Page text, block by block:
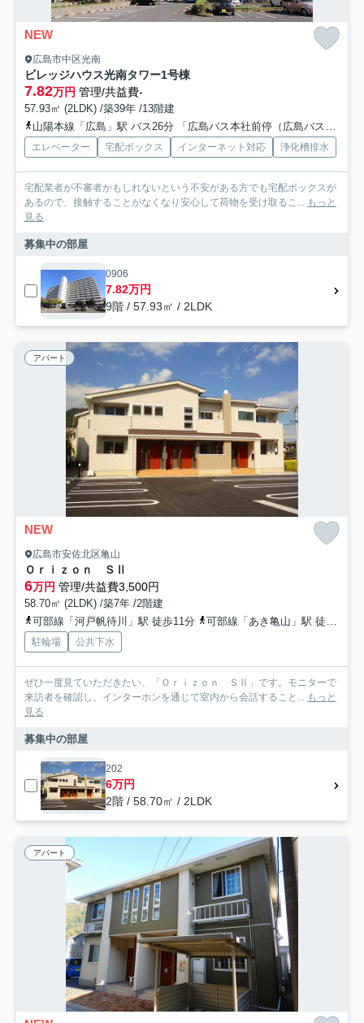
NEW
広島市中区光南
ビレッジハウス光南タワー1号棟
7.82万円 管理/共益費-
57.93㎡ (2LDK) /築39年 /13階建
山陽本線「広島」駅 バス26分 「広島バス本社前停（広島バス）」 停歩5分
エレベーター 宅配ボックス インターネット対応 浄化槽排水
宅配業者が不審者かもしれないという不安がある方でも宅配ボックスが
あるので、接触することがなくなり安心して荷物を受け取るこ... もっと
見る
募集中の部屋
0906
7.82万円
9階 / 57.93㎡ / 2LDK
アパート
NEW
広島市安佐北区亀山
Ｏｒｉｚｏｎ ＳⅡ
6万円 管理/共益費3,500円
58.70㎡ (2LDK) /築7年 /2階建
可部線「河戸帆待川」駅 徒歩11分
可部線「あき亀山」駅 徒歩13分
駐輪場 公共下水
ぜひ一度見ていただきたい、「Ｏｒｉｚｏｎ ＳⅡ」です。モニターで
来訪者を確認し、インターホンを通じて室内から会話すること... もっと
見る
募集中の部屋
202
6万円
2階 / 58.70㎡ / 2LDK
アパート